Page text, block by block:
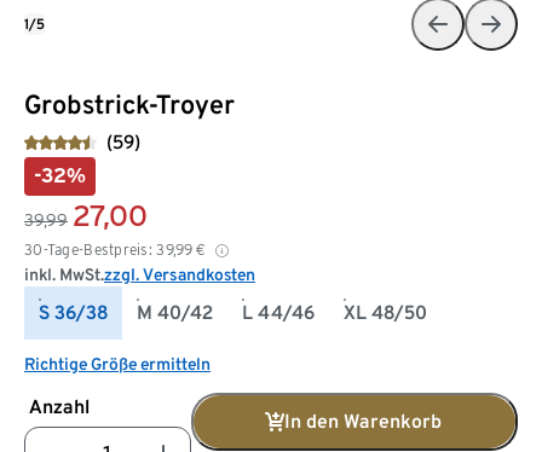
Grobstrick-Troyer
(59)
-32%
39,99 27,00
30-Tage-Bestpreis: 39,99 €
inkl. MwSt.zzgl. Versandkosten
S 36/38 M 40/42 L 44/46 XL 48/50
Richtige Größe ermitteln
Anzahl
In den Warenkorb
1/5